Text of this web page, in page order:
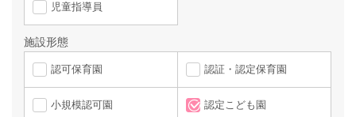
児童指導員
施設形態
認可保育園 認証・認定保育園
小規模認可園 認定こども園